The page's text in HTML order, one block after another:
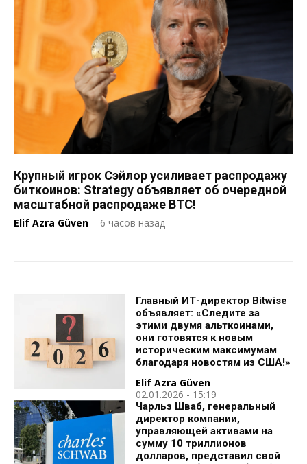
Крупный игрок Сэйлор усиливает распродажу
биткоинов: Strategy объявляет об очередной
масштабной распродаже BTC!
Elif Azra Güven - 6 часов назад
Главный ИТ-директор Bitwise
объявляет: «Следите за
этими двумя альткоинами,
они готовятся к новым
историческим максимумам
благодаря новостям из США!»
Elif Azra Güven -
02.01.2026 - 15:19
Чарльз Шваб, генеральный
директор компании,
управляющей активами на
сумму 10 триллионов
долларов, представил свой